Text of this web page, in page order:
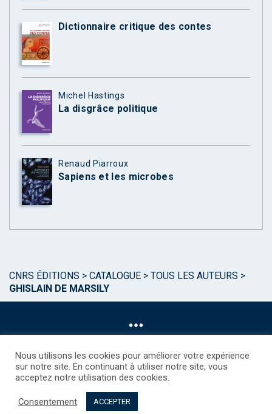
Dictionnaire critique des contes
Michel Hastings
La disgrâce politique
Renaud Piarroux
Sapiens et les microbes
CNRS ÉDITIONS > CATALOGUE > TOUS LES AUTEURS >
GHISLAIN DE MARSILY
©CNRS EDITIONS 2025
Droits étrangers / Foreign rights
Nous utilisons les cookies pour améliorer votre expérience
sur notre site. En continuant à utiliser notre site, vous
acceptez notre utilisation des cookies.
Consentement ACCEPTER